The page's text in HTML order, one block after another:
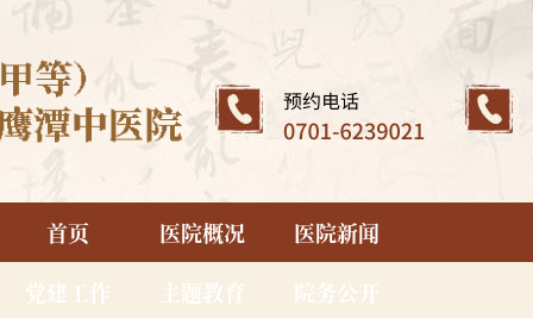
首页 医院概况
医院新闻
党建工作
主题教育
院务公开